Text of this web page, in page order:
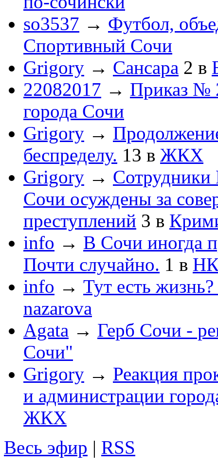
so3537 → Футбол,
Спортивный Сочи
Grigory → Сансара 2 в
22082017 → Приказ №
города Сочи
Grigory →
беспределу. 13 в ЖКХ
Grigory →
Сочи осуждены за
преступлений 3 в
info → В Сочи иногда
Почти случайно. 1 в
info → Тут есть
nazarova
Agata → Герб Сочи -
Сочи"
Grigory → Реакция
и администрации
ЖКХ
Весь эфир | RSS